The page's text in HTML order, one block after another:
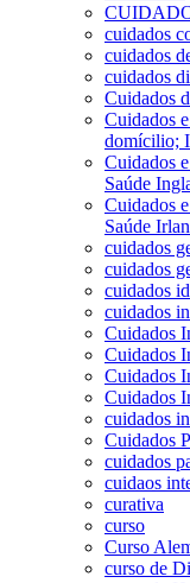
cuidados
cuidados
cuidados
Cuidados
Cuidados
domícilio;
Cuidados
Saúde
Cuidados
Saúde
cuidados
cuidados
cuidados
cuidados
Cuidados
Cuidados
Cuidados
Cuidados
cuidados
Cuidados
cuidados
cuidaos
curativa
curso
Curso
curso de